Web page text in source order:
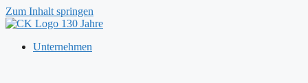
Zum Inhalt springen
Unternehmen